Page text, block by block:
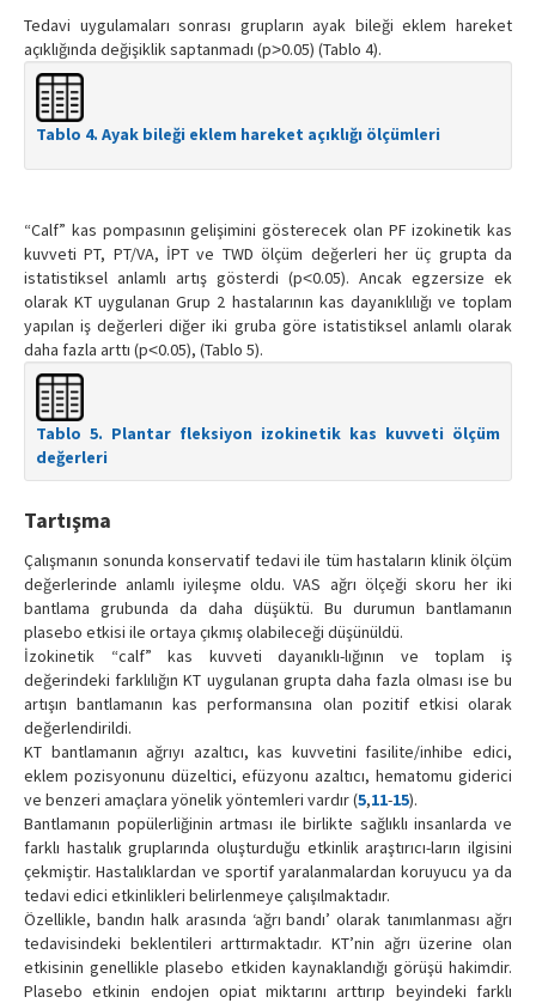
Tedavi uygulamaları sonrası grupların ayak bileği eklem hareket
açıklığında değişiklik saptanmadı (p˃0.05) (Tablo 4).
Tablo 4. Ayak bileği eklem hareket açıklığı ölçümleri
“Calf” kas pompasının gelişimini gösterecek olan PF izokinetik kas
kuvveti PT, PT/VA, İPT ve TWD ölçüm değerleri her üç grupta da
istatistiksel anlamlı artış gösterdi (p˂0.05). Ancak egzersize ek
olarak KT uygulanan Grup 2 hastalarının kas dayanıklılığı ve toplam
yapılan iş değerleri diğer iki gruba göre istatistiksel anlamlı olarak
daha fazla arttı (p˂0.05), (Tablo 5).
Tablo 5. Plantar fleksiyon izokinetik kas kuvveti ölçüm
değerleri
Tartışma
Çalışmanın sonunda konservatif tedavi ile tüm hastaların klinik ölçüm
değerlerinde anlamlı iyileşme oldu. VAS ağrı ölçeği skoru her iki
bantlama grubunda da daha düşüktü. Bu durumun bantlamanın
plasebo etkisi ile ortaya çıkmış olabileceği düşünüldü.
İzokinetik “calf” kas kuvveti dayanıklı-lığının ve toplam iş
değerindeki farklılığın KT uygulanan grupta daha fazla olması ise bu
artışın bantlamanın kas performansına olan pozitif etkisi olarak
değerlendirildi.
KT bantlamanın ağrıyı azaltıcı, kas kuvvetini fasilite/inhibe edici,
eklem pozisyonunu düzeltici, efüzyonu azaltıcı, hematomu giderici
ve benzeri amaçlara yönelik yöntemleri vardır (5,11-15).
Bantlamanın popülerliğinin artması ile birlikte sağlıklı insanlarda ve
farklı hastalık gruplarında oluşturduğu etkinlik araştırıcı-ların ilgisini
çekmiştir. Hastalıklardan ve sportif yaralanmalardan koruyucu ya da
tedavi edici etkinlikleri belirlenmeye çalışılmaktadır.
Özellikle, bandın halk arasında ‘ağrı bandı’ olarak tanımlanması ağrı
tedavisindeki beklentileri arttırmaktadır. KT’nin ağrı üzerine olan
etkisinin genellikle plasebo etkiden kaynaklandığı görüşü hakimdir.
Plasebo etkinin endojen opiat miktarını arttırıp beyindeki farklı